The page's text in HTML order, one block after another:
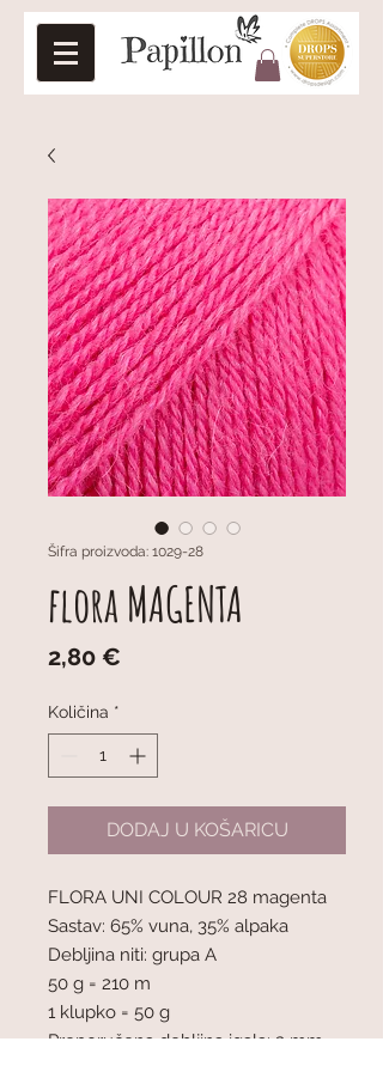
Šifra proizvoda: 1029-28
flora MAGENTA
2,80 €
Količina *
DODAJ U KOŠARICU
FLORA UNI COLOUR 28 magenta
Sastav: 65% vuna, 35% alpaka
Debljina niti: grupa A
50 g = 210 m
1 klupko = 50 g
Preporučena debljina igala: 3 mm